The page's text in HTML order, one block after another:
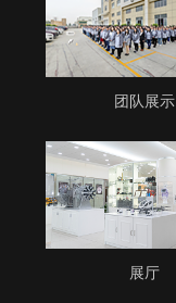
团队展示
展厅